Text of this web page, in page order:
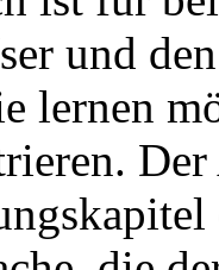
und
lernen